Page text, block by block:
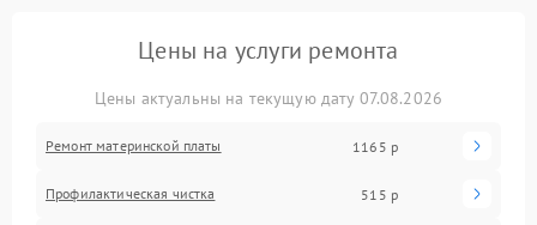
Цены на услуги ремонта
Цены актуальны на текущую дату 07.08.2026
Ремонт материнской платы 1165 р
Профилактическая чистка 515 р